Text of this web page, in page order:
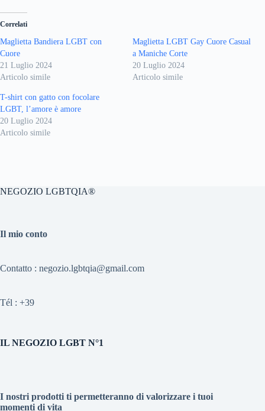
Correlati
Maglietta Bandiera LGBT con
Cuore
21 Luglio 2024
Articolo simile
Maglietta LGBT Gay Cuore Casual
a Maniche Corte
20 Luglio 2024
Articolo simile
T-shirt con gatto con focolare
LGBT, l’amore è amore
20 Luglio 2024
Articolo simile
NEGOZIO LGBTQIA®
Il mio conto
Contatto : negozio.lgbtqia@gmail.com
Tél : +39
IL NEGOZIO LGBT N°1
I nostri prodotti ti permetteranno di valorizzare i tuoi
momenti di vita